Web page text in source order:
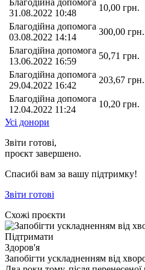
31.08.2022 10:48
10,00 грн.
Благодійна допомога
03.08.2022 14:14
300,00 грн.
Благодійна допомога
13.06.2022 16:59
50,71 грн.
Благодійна допомога
29.04.2022 16:42
203,67 грн.
Благодійна допомога
12.04.2022 11:24
10,20 грн.
Усі донори
Звіти готові,
проєкт завершено.
Спасибі вам за вашу підтримку!
Звіти готові
Схожі проєкти
Підтримати
Здоров'я
Запобігти ускладненням від